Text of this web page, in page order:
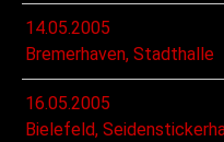
14.05.2005
Bremerhaven, Stadthalle
16.05.2005
Bielefeld,